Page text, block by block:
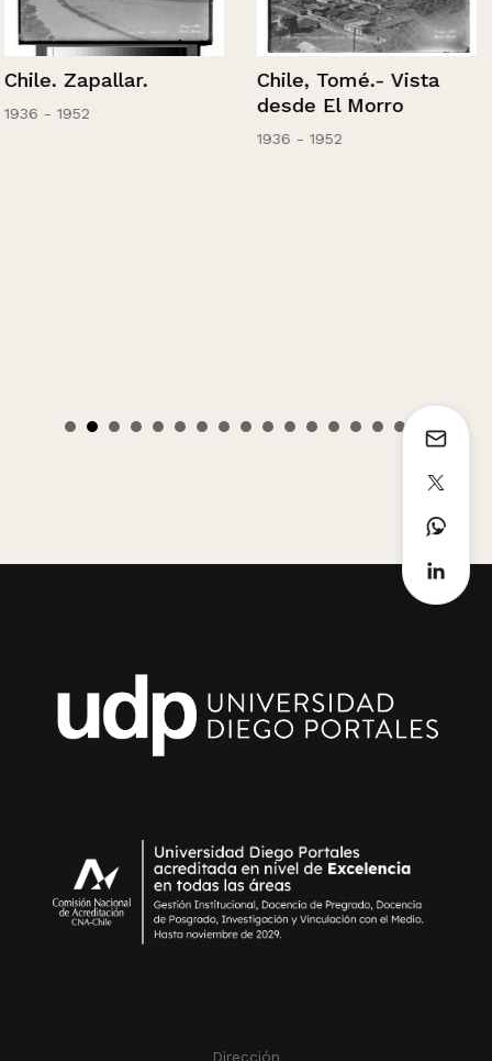
Chile. Zapallar.
1936 - 1952
Chile, Tomé.- Vista
desde El Morro
1936 - 1952
Dirección